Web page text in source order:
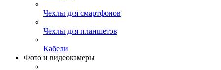
Чехлы для смартфонов
Чехлы для планшетов
Кабели
Фото и видеокамеры